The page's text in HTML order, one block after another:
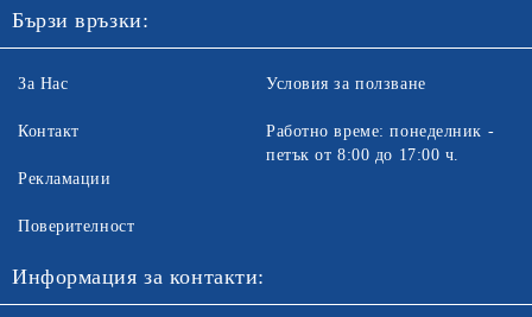
Бързи връзки:
За Нас
Контакт
Рекламации
Поверителност
Условия за ползване
Работно време: понеделник -
петък от 8:00 до 17:00 ч.
Информация за контакти: